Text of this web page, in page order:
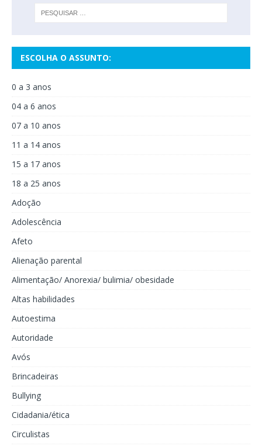
ESCOLHA O ASSUNTO:
0 a 3 anos
04 a 6 anos
07 a 10 anos
11 a 14 anos
15 a 17 anos
18 a 25 anos
Adoção
Adolescência
Afeto
Alienação parental
Alimentação/ Anorexia/ bulimia/ obesidade
Altas habilidades
Autoestima
Autoridade
Avós
Brincadeiras
Bullying
Cidadania/ética
Circulistas